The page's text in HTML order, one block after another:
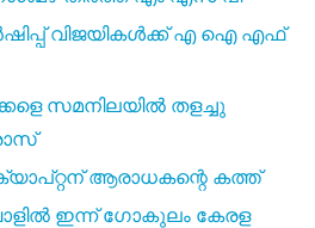
വിജയികൾക്ക് എ ഐ എഫ്
സമനിലയിൽ തളച്ചു
ആരാധകന്റെ കത്ത്
ഇന്ന് ഗോകുലം കേരള